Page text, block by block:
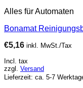
Alles für Automaten
Bonamat
€5,16 inkl. MwSt./Tax
Incl. tax
zzgl. Versand
Lieferzeit: ca. 5-7